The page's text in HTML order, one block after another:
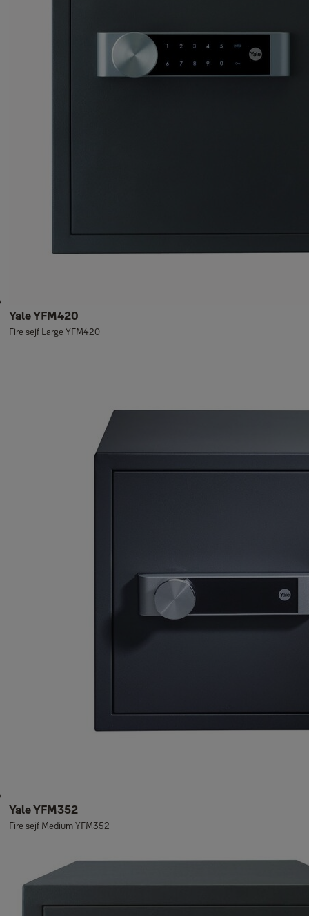
Yale YFM420
Fire sejf Large YFM420
Yale YFM352
Fire sejf Medium YFM352